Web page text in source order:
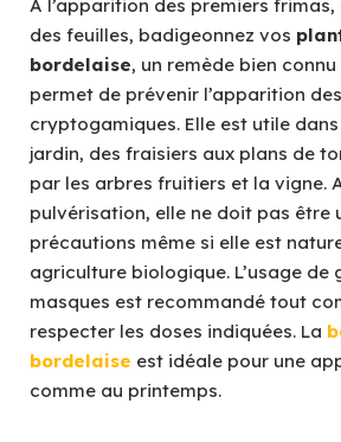
A l’apparition des premiers
des feuilles, badigeonnez vos
bordelaise, un remède bien
permet de prévenir l’apparition
cryptogamiques. Elle est utile
jardin, des fraisiers aux plans de
par les arbres fruitiers et la vigne.
pulvérisation, elle ne doit pas être
précautions même si elle est
agriculture biologique. L’usage de
masques est recommandé tout
respecter les doses indiquées. La
bordelaise est idéale pour une
comme au printemps.